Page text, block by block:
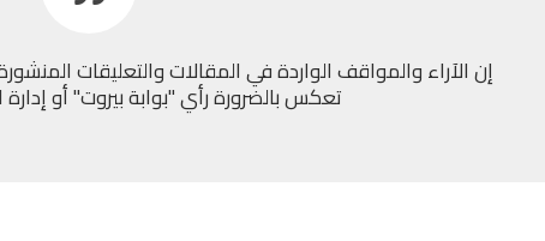
إن الآراء والمواقف الواردة في المقالات والتعليقات
تعكس بالضرورة رأي "بوابة بيروت" أو إدارة